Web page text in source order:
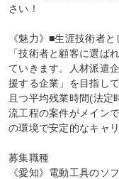
さい！
《魅力》■生涯技術者
「技術者と顧客に選ば
ていきます。人材派遣
援する企業」を目指し
且つ平均残業時間(法
流工程の案件がメイン
の環境で安定的なキャ
募集職種
《愛知》電動工具のソ